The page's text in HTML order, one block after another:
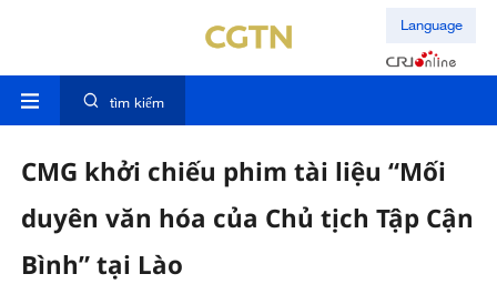
Language
tìm kiếm
CMG khởi chiếu phim tài liệu “Mối
duyên văn hóa của Chủ tịch Tập Cận
Bình” tại Lào